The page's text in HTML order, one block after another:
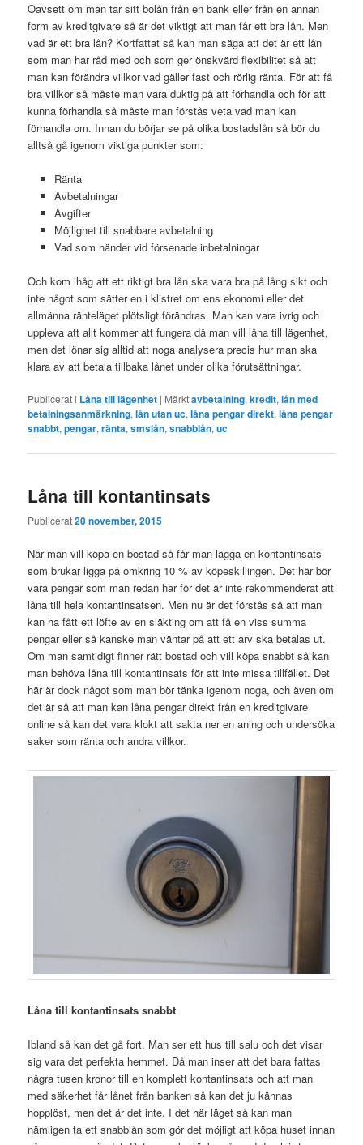
Oavsett om man tar sitt bolån från en bank eller från en annan
form av kreditgivare så är det viktigt att man får ett bra lån. Men
vad är ett bra lån? Kortfattat så kan man säga att det är ett lån
som man har råd med och som ger önskvärd flexibilitet så att
man kan förändra villkor vad gäller fast och rörlig ränta. För att få
bra villkor så måste man vara duktig på att förhandla och för att
kunna förhandla så måste man förstås veta vad man kan
förhandla om. Innan du börjar se på olika bostadslån så bör du
alltså gå igenom viktiga punkter som:
Ränta
Avbetalningar
Avgifter
Möjlighet till snabbare avbetalning
Vad som händer vid försenade inbetalningar
Och kom ihåg att ett riktigt bra lån ska vara bra på lång sikt och
inte något som sätter en i klistret om ens ekonomi eller det
allmänna ränteläget plötsligt förändras. Man kan vara ivrig och
uppleva att allt kommer att fungera då man vill låna till lägenhet,
men det lönar sig alltid att noga analysera precis hur man ska
klara av att betala tillbaka lånet under olika förutsättningar.
Publicerat i Låna till lägenhet | Märktavbetalning,kredit,lån med
betalningsanmärkning,lån utan uc,låna pengar direkt,låna pengar
snabbt,pengar,ränta,smslån,snabblån,uc
Låna till kontantinsats
Publicerat20 november, 2015
När man vill köpa en bostad så får man lägga en kontantinsats
som brukar ligga på omkring 10 % av köpeskillingen. Det här bör
vara pengar som man redan har för det är inte rekommenderat att
låna till hela kontantinsatsen. Men nu är det förstås så att man
kan ha fått ett löfte av en släkting om att få en viss summa
pengar eller så kanske man väntar på att ett arv ska betalas ut.
Om man samtidigt finner rätt bostad och vill köpa snabbt så kan
man behöva låna till kontantinsats för att inte missa tillfället. Det
här är dock något som man bör tänka igenom noga, och även om
det är så att man kan låna pengar direkt från en kreditgivare
online så kan det vara klokt att sakta ner en aning och undersöka
saker som ränta och andra villkor.
Låna till kontantinsats snabbt
Ibland så kan det gå fort. Man ser ett hus till salu och det visar
sig vara det perfekta hemmet. Då man inser att det bara fattas
några tusen kronor till en komplett kontantinsats och att man
med säkerhet får lånet från banken så kan det ju kännas
hopplöst, men det är det inte. I det här läget så kan man
nämligen ta ett snabblån som gör det möjligt att köpa huset innan